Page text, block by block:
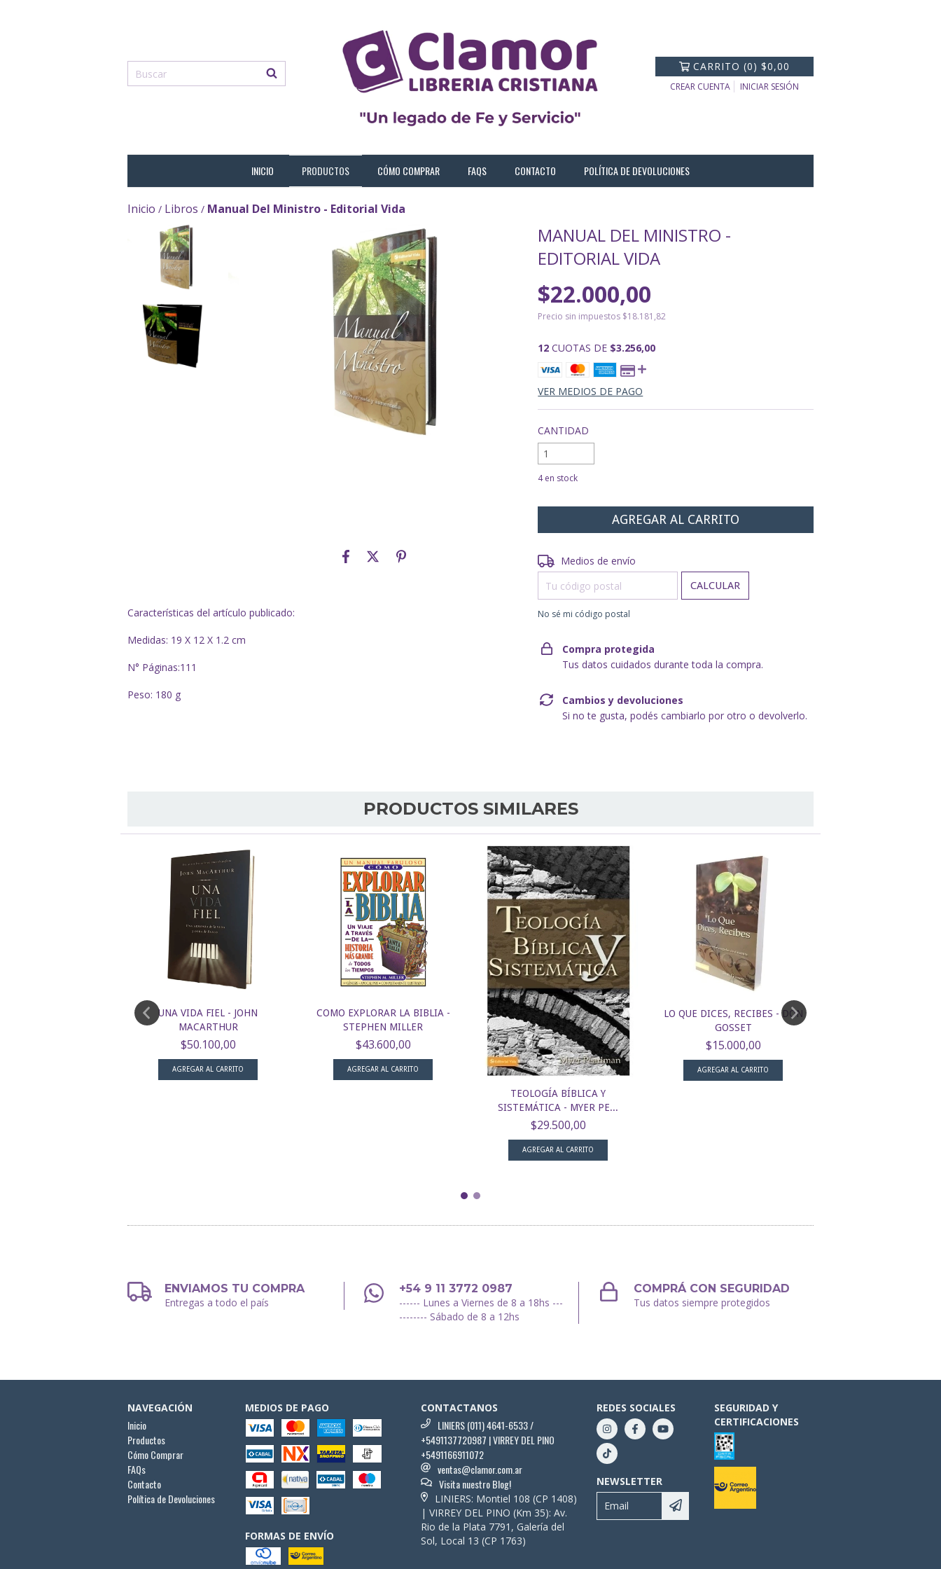
CARRITO (0)$0,00
CREAR CUENTA INICIAR SESIÓN
INICIO PRODUCTOS CÓMO COMPRAR FAQS CONTACTO POLÍTICA DE DEVOLUCIONES
Inicio / Libros / Manual Del Ministro - Editorial Vida
Características del artículo publicado:
Medidas: 19 X 12 X 1.2 cm
N° Páginas:111
Peso: 180 g
MANUAL DEL MINISTRO -
EDITORIAL VIDA
$22.000,00
Precio sin impuestos $18.181,82
12 CUOTAS DE $3.256,00
VER MEDIOS DE PAGO
CANTIDAD
4en stock
Entregas para el CP:
Medios de envío
CALCULAR
No sé mi código postal
Compra protegida
Tus datos cuidados durante toda la compra.
Cambios y devoluciones
Si no te gusta, podés cambiarlo por otro o devolverlo.
PRODUCTOS SIMILARES
UNA VIDA FIEL - JOHN
MACARTHUR
$50.100,00
COMO EXPLORAR LA BIBLIA -
STEPHEN MILLER
$43.600,00
TEOLOGÍA BÍBLICA Y
SISTEMÁTICA - MYER PE...
$29.500,00
LO QUE DICES, RECIBES - DON
GOSSET
$15.000,00
ENVIAMOS TU COMPRA
Entregas a todo el país
+54 9 11 3772 0987
------ Lunes a Viernes de 8 a 18hs ---
-------- Sábado de 8 a 12hs
COMPRÁ CON SEGURIDAD
Tus datos siempre protegidos
NAVEGACIÓN
Inicio
Productos
Cómo Comprar
FAQs
Contacto
Política de Devoluciones
MEDIOS DE PAGO
FORMAS DE ENVÍO
CONTACTANOS
LINIERS (011) 4641-6533 /
+5491137720987 | VIRREY DEL PINO
+5491166911072
ventas@clamor.com.ar
Visita nuestro Blog!
LINIERS: Montiel 108 (CP 1408)
| VIRREY DEL PINO (Km 35): Av.
Rio de la Plata 7791, Galería del
Sol, Local 13 (CP 1763)
REDES SOCIALES
NEWSLETTER
SEGURIDAD Y
CERTIFICACIONES